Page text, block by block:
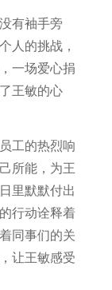
有袖手旁
人的挑战，
一场爱心捐
王敏的心
工的热烈响
所能，为王
里默默付出
行动诠释着
同事们的关
让王敏感受